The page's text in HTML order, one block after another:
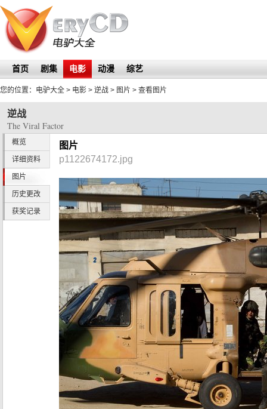
首页 剧集 电影 动漫 综艺
您的位置： 电驴大全 > 电影 > 逆战 > 图片 > 查看图片
逆战
The Viral Factor
概览
详细资料
图片
历史更改
获奖记录
图片
p1122674172.jpg